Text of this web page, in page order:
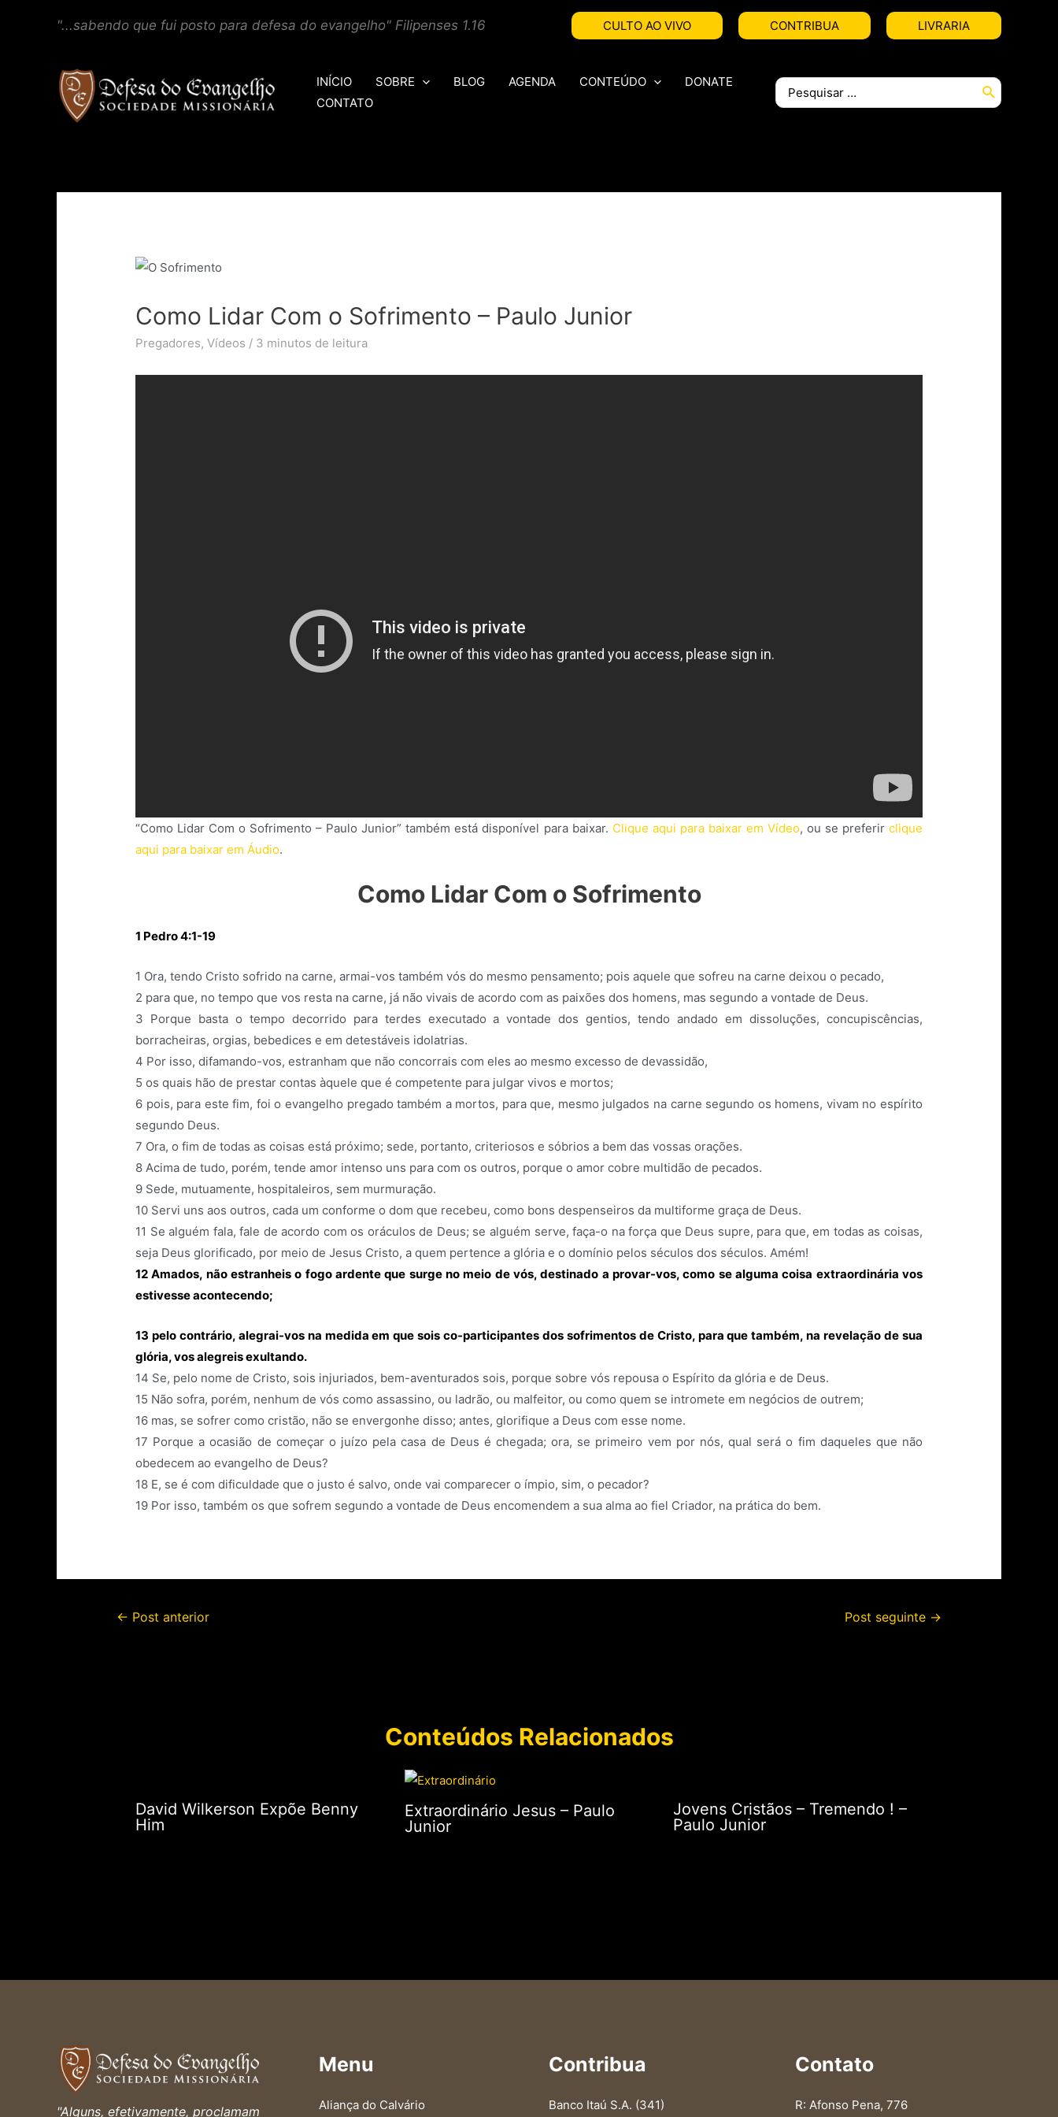
"...sabendo que fui posto para defesa do evangelho" Filipenses 1.16 CULTO AO VIVO CONTRIBUA LIVRARIA
INÍCIO SOBRE BLOG AGENDA CONTEÚDO
DONATE
CONTATO
Como Lidar Com o Sofrimento – Paulo Junior
Pregadores,Vídeos / 3 minutos de leitura
“Como Lidar Com o Sofrimento – Paulo Junior” também está disponível para baixar. Clique aqui para baixar em Vídeo, ou se preferir clique
aqui para baixar em Áudio.
Como Lidar Com o Sofrimento
1 Pedro 4:1-19
1 Ora, tendo Cristo sofrido na carne, armai-vos também vós do mesmo pensamento; pois aquele que sofreu na carne deixou o pecado,
2 para que, no tempo que vos resta na carne, já não vivais de acordo com as paixões dos homens, mas segundo a vontade de Deus.
3 Porque basta o tempo decorrido para terdes executado a vontade dos gentios, tendo andado em dissoluções, concupiscências,
borracheiras, orgias, bebedices e em detestáveis idolatrias.
4 Por isso, difamando-vos, estranham que não concorrais com eles ao mesmo excesso de devassidão,
5 os quais hão de prestar contas àquele que é competente para julgar vivos e mortos;
6 pois, para este fim, foi o evangelho pregado também a mortos, para que, mesmo julgados na carne segundo os homens, vivam no espírito
segundo Deus.
7 Ora, o fim de todas as coisas está próximo; sede, portanto, criteriosos e sóbrios a bem das vossas orações.
8 Acima de tudo, porém, tende amor intenso uns para com os outros, porque o amor cobre multidão de pecados.
9 Sede, mutuamente, hospitaleiros, sem murmuração.
10 Servi uns aos outros, cada um conforme o dom que recebeu, como bons despenseiros da multiforme graça de Deus.
11 Se alguém fala, fale de acordo com os oráculos de Deus; se alguém serve, faça-o na força que Deus supre, para que, em todas as coisas,
seja Deus glorificado, por meio de Jesus Cristo, a quem pertence a glória e o domínio pelos séculos dos séculos. Amém!
12 Amados, não estranheis o fogo ardente que surge no meio de vós, destinado a provar-vos, como se alguma coisa extraordinária vos
estivesse acontecendo;
13 pelo contrário, alegrai-vos na medida em que sois co-participantes dos sofrimentos de Cristo, para que também, na revelação de sua
glória, vos alegreis exultando.
14 Se, pelo nome de Cristo, sois injuriados, bem-aventurados sois, porque sobre vós repousa o Espírito da glória e de Deus.
15 Não sofra, porém, nenhum de vós como assassino, ou ladrão, ou malfeitor, ou como quem se intromete em negócios de outrem;
16 mas, se sofrer como cristão, não se envergonhe disso; antes, glorifique a Deus com esse nome.
17 Porque a ocasião de começar o juízo pela casa de Deus é chegada; ora, se primeiro vem por nós, qual será o fim daqueles que não
obedecem ao evangelho de Deus?
18 E, se é com dificuldade que o justo é salvo, onde vai comparecer o ímpio, sim, o pecador?
19 Por isso, também os que sofrem segundo a vontade de Deus encomendem a sua alma ao fiel Criador, na prática do bem.
← Post anterior Post seguinte →
Conteúdos Relacionados
David Wilkerson Expõe Benny
Him
Extraordinário Jesus – Paulo
Junior
Jovens Cristãos – Tremendo ! –
Paulo Junior
"Alguns, efetivamente, proclamam
Menu
Aliança do Calvário
Contribua
Banco Itaú S.A. (341)
Contato
R: Afonso Pena, 776